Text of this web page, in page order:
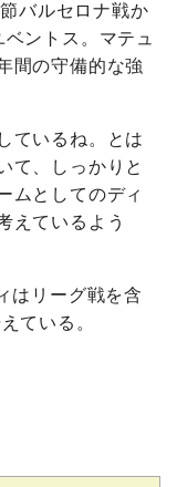
バルセロナ戦か
ントス。マテュ
間の守備的な強
ているね。とは
て、しっかりと
ムとしてのディ
えているよう
はリーグ戦を含
ている。